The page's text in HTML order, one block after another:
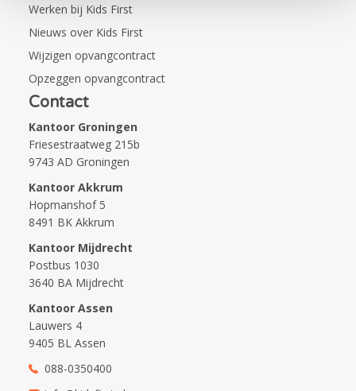
Werken bij Kids First
Nieuws over Kids First
Wijzigen opvangcontract
Opzeggen opvangcontract
Contact
Kantoor Groningen
Friesestraatweg 215b
9743 AD Groningen
Kantoor Akkrum
Hopmanshof 5
8491 BK Akkrum
Kantoor Mijdrecht
Postbus 1030
3640 BA Mijdrecht
Kantoor Assen
Lauwers 4
9405 BL Assen
088-0350400